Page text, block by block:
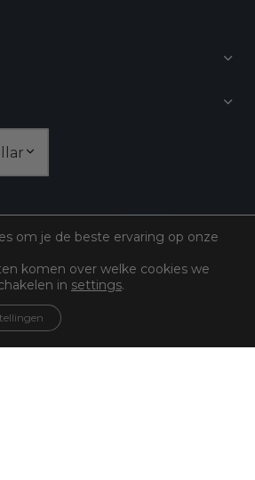
om je de beste ervaring op onze
komen over welke cookies we
in settings.